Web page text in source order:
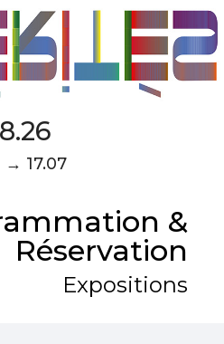
→ 17.07
&
Réservation
Expositions